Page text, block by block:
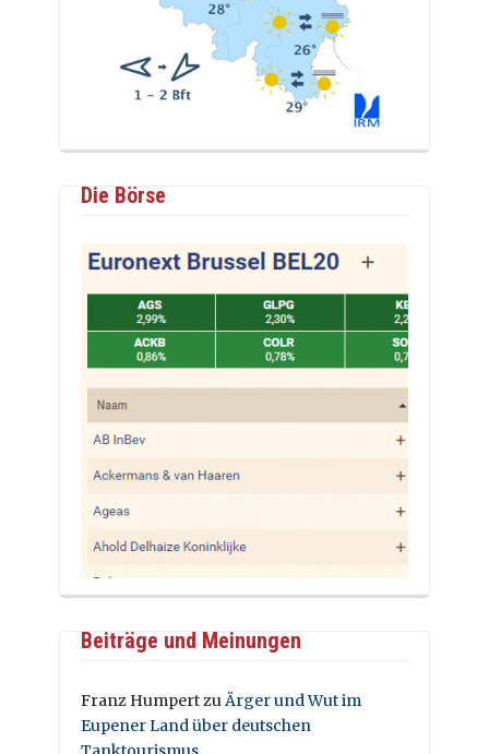
Die Börse
Beiträge und Meinungen
Franz HumpertzuÄrger und Wut im
Eupener Land über deutschen